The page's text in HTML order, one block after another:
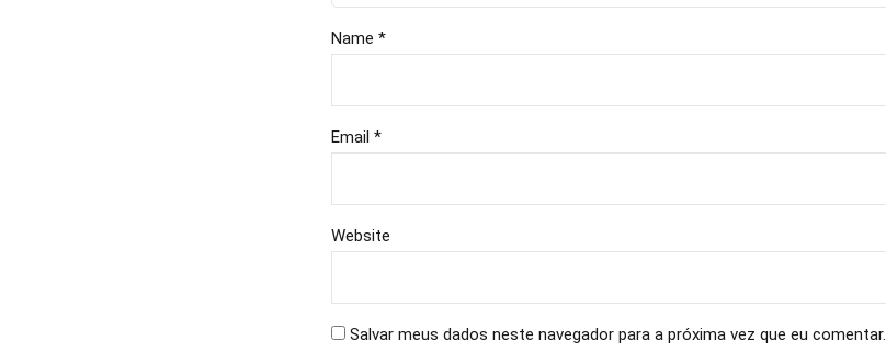
Name *
Email *
Website
Salvar meus dados neste navegador para a próxima vez que eu comentar.